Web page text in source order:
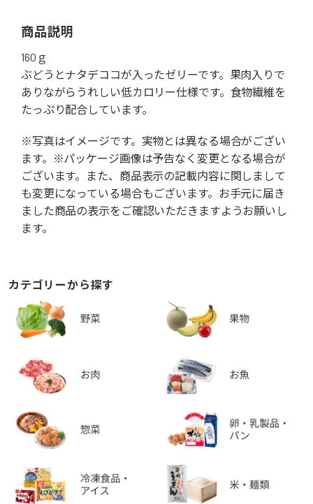
商品説明
160ｇ
ぶどうとナタデココが入ったゼリーです。果肉入りで
ありながらうれしい低カロリー仕様です。食物繊維を
たっぷり配合しています。
※写真はイメージです。実物とは異なる場合がござい
ます。※パッケージ画像は予告なく変更となる場合が
ございます。また、商品表示の記載内容に関しまして
も変更になっている場合もございます。お手元に届き
ました商品の表示をご確認いただきますようお願いし
ます。
カテゴリーから探す